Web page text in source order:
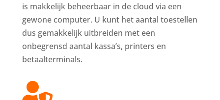
is makkelijk beheerbaar in de cloud via een
gewone computer. U kunt het aantal toestellen
dus gemakkelijk uitbreiden met een
onbegrensd aantal kassa’s, printers en
betaalterminals.
